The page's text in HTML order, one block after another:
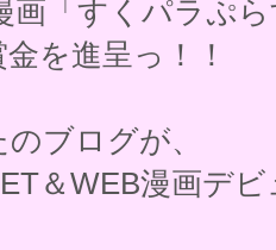
画「すくパラぷ
を進呈っ！！
ブログが、
＆WEB漫画デ